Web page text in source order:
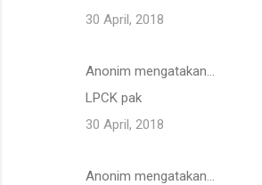
30 April, 2018
Anonim mengatakan…
LPCK pak
30 April, 2018
Anonim mengatakan…